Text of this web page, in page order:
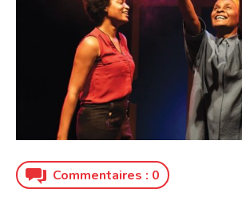
Commentaires : 0